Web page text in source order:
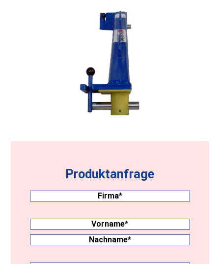
Produktanfrage
Firma(erforderlich)
Nachname(erforderlich)
Vorname